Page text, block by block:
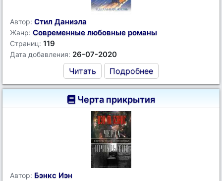
Автор: Стил Даниэла
Жанр: Современные любовные романы
Страниц: 119
Дата добавления: 26-07-2020
Читать Подробнее
Черта прикрытия
Автор: Бэнкс Иэн